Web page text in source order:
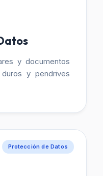
y documentos
y pendrives
Protección de Datos